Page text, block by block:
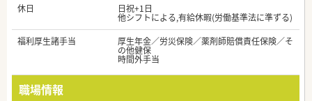
休日
日祝+1日
他シフトによる,有給休暇(労働基準法に準ずる)
福利厚生諸手当
厚生年金／労災保険／薬剤師賠償責任保険／そ
の他健保
時間外手当
職場情報